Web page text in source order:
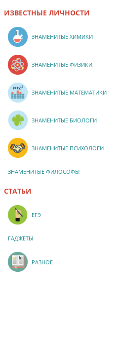
ИЗВЕСТНЫЕ ЛИЧНОСТИ
ЗНАМЕНИТЫЕ ХИМИКИ
ЗНАМЕНИТЫЕ ФИЗИКИ
ЗНАМЕНИТЫЕ МАТЕМАТИКИ
ЗНАМЕНИТЫЕ БИОЛОГИ
ЗНАМЕНИТЫЕ ПСИХОЛОГИ
ЗНАМЕНИТЫЕ ФИЛОСОФЫ
СТАТЬИ
ЕГЭ
ГАДЖЕТЫ
РАЗНОЕ